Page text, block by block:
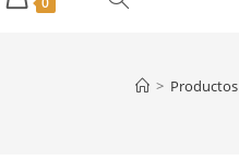
> Productos